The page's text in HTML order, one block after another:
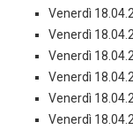
Venerdì
Venerdì
Venerdì
Venerdì
Venerdì
Venerdì